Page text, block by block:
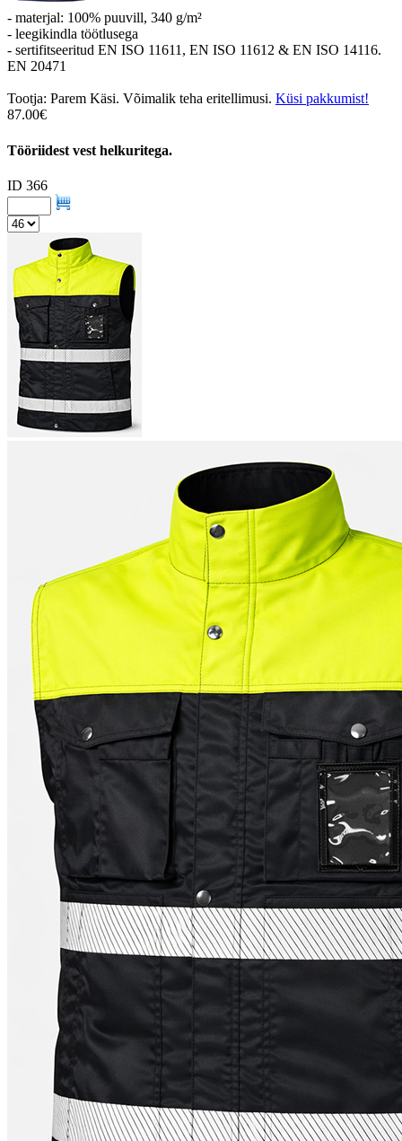
- materjal: 100% puuvill, 340 g/m²
- leegikindla töötlusega
- sertifitseeritud EN ISO 11611, EN ISO 11612 & EN ISO 14116.
EN 20471
Tootja: Parem Käsi. Võimalik teha eritellimusi. Küsi pakkumist!
87.00€
Tööriidest vest helkuritega.
ID 366